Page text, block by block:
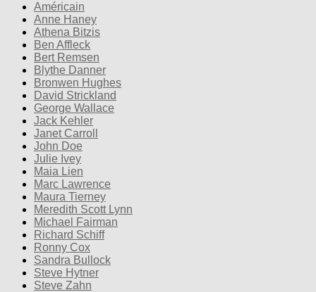
Américain
Anne Haney
Athena Bitzis
Ben Affleck
Bert Remsen
Blythe Danner
Bronwen Hughes
David Strickland
George Wallace
Jack Kehler
Janet Carroll
John Doe
Julie Ivey
Maia Lien
Marc Lawrence
Maura Tierney
Meredith Scott Lynn
Michael Fairman
Richard Schiff
Ronny Cox
Sandra Bullock
Steve Hytner
Steve Zahn